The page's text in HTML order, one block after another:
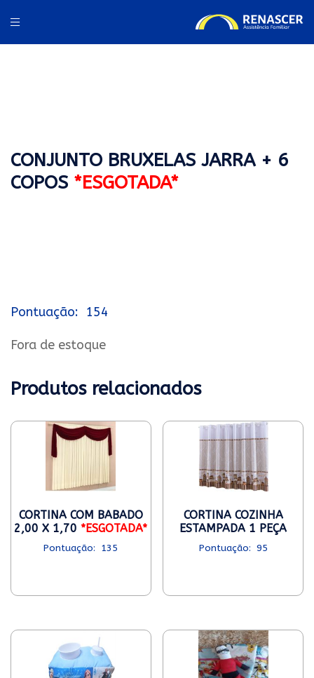
CONJUNTO BRUXELAS JARRA + 6
COPOS *ESGOTADA*
154
Fora de estoque
Produtos relacionados
CORTINA COM BABADO
2,00 X 1,70 *ESGOTADA*
135
CORTINA COZINHA
ESTAMPADA 1 PEÇA
95